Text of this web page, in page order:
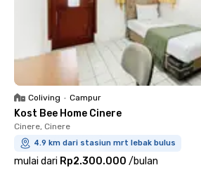
Coliving • Campur
Kost Bee Home Cinere
Cinere, Cinere
4.9 km dari stasiun mrt lebak bulus
mulai dari Rp2.300.000 /bulan